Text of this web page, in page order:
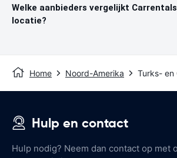
Welke aanbieders vergelijkt
locatie?
Home Noord-Amerika Turks- en
Hulp en contact
Hulp nodig? Neem dan contact op met